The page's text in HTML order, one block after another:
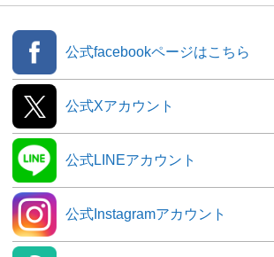
公式facebookページはこちら
公式Xアカウント
公式LINEアカウント
公式Instagramアカウント